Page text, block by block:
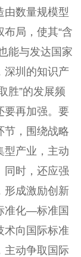
由数量规模型
局，使其“含
能与发达国家
深圳的知识产
胜”的发展频
要再加强。要
节，围绕战略
型产业，主动
同时，还应强
形成激励创新
准化—标准国
术向国际标准
主动争取国际